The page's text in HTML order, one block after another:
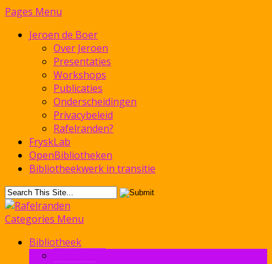
Pages Menu
Jeroen de Boer
Over Jeroen
Presentaties
Workshops
Publicaties
Onderscheidingen
Privacybeleid
Rafelranden?
FryskLab
OpenBibliotheken
Bibliotheekwerk in transitie
Categories Menu
Bibliotheek